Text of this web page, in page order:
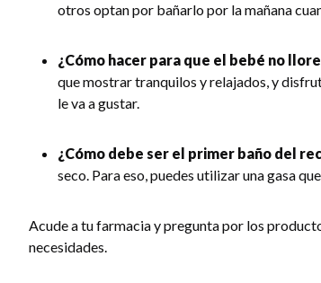
otros optan por bañarlo por la mañana
¿Cómo hacer para que el bebé no
que mostrar tranquilos y relajados, y
le va a gustar.
¿Cómo debe ser el primer baño del
seco. Para eso, puedes utilizar una gasa
Acude a tu farmacia y pregunta por los
necesidades.